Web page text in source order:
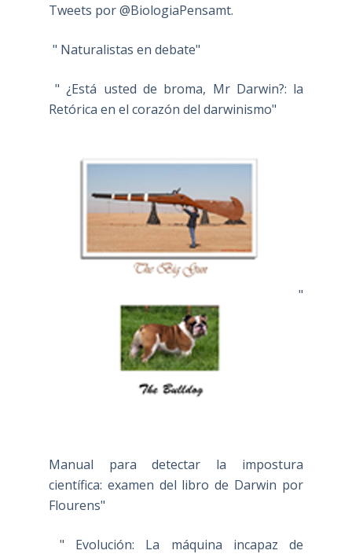
Tweets por @BiologiaPensamt.
" Naturalistas en debate"
" ¿Está usted de broma, Mr Darwin?: la
Retórica en el corazón del darwinismo"
"
Manual para detectar la impostura
científica: examen del libro de Darwin por
Flourens"
" Evolución: La máquina incapaz de